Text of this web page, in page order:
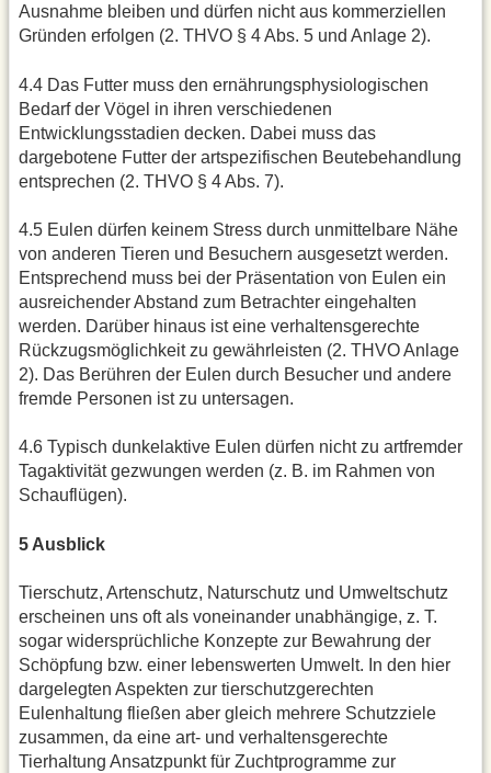
Ausnahme bleiben und dürfen nicht aus kommerziellen
Gründen erfolgen (2. THVO § 4 Abs. 5 und Anlage 2).
4.4 Das Futter muss den ernährungsphysiologischen
Bedarf der Vögel in ihren verschiedenen
Entwicklungsstadien decken. Dabei muss das
dargebotene Futter der artspezifischen Beutebehandlung
entsprechen (2. THVO § 4 Abs. 7).
4.5 Eulen dürfen keinem Stress durch unmittelbare Nähe
von anderen Tieren und Besuchern ausgesetzt werden.
Entsprechend muss bei der Präsentation von Eulen ein
ausreichender Abstand zum Betrachter eingehalten
werden. Darüber hinaus ist eine verhaltensgerechte
Rückzugsmöglichkeit zu gewährleisten (2. THVO Anlage
2). Das Berühren der Eulen durch Besucher und andere
fremde Personen ist zu untersagen.
4.6 Typisch dunkelaktive Eulen dürfen nicht zu artfremder
Tagaktivität gezwungen werden (z. B. im Rahmen von
Schauflügen).
5 Ausblick
Tierschutz, Artenschutz, Naturschutz und Umweltschutz
erscheinen uns oft als voneinander unabhängige, z. T.
sogar widersprüchliche Konzepte zur Bewahrung der
Schöpfung bzw. einer lebenswerten Umwelt. In den hier
dargelegten Aspekten zur tierschutzgerechten
Eulenhaltung fließen aber gleich mehrere Schutzziele
zusammen, da eine art- und verhaltensgerechte
Tierhaltung Ansatzpunkt für Zuchtprogramme zur